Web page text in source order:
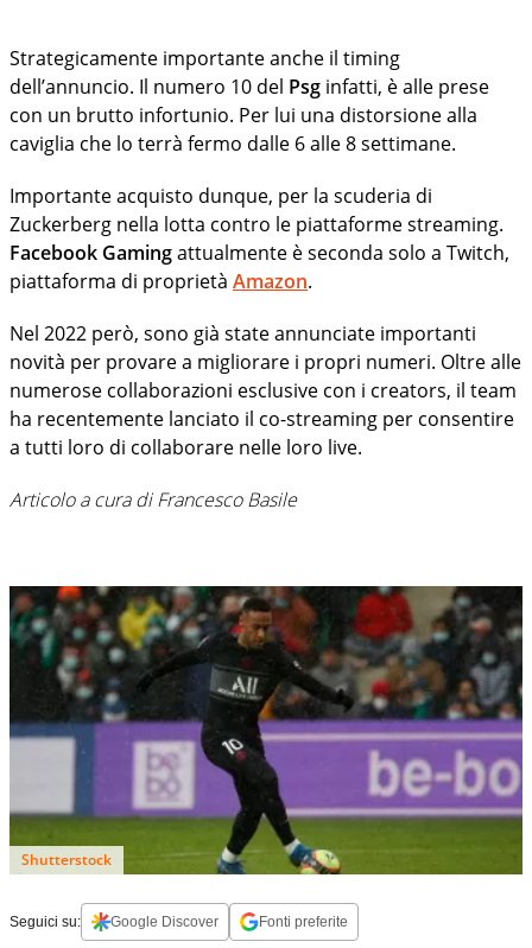
Strategicamente importante anche il timing
dell’annuncio. Il numero 10 del Psg infatti, è alle prese
con un brutto infortunio. Per lui una distorsione alla
caviglia che lo terrà fermo dalle 6 alle 8 settimane.
Importante acquisto dunque, per la scuderia di
Zuckerberg nella lotta contro le piattaforme streaming.
Facebook Gamingattualmente è seconda solo a Twitch,
piattaforma di proprietà Amazon.
Nel 2022 però, sono già state annunciate importanti
novità per provare a migliorare i propri numeri. Oltre alle
numerose collaborazioni esclusive con i creators, il team
ha recentemente lanciato il co-streaming per consentire
a tutti loro di collaborare nelle loro live.
Articolo a cura di Francesco Basile
Shutterstock
Seguici su: Google Discover Fonti preferite